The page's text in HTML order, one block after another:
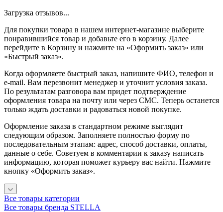
Загрузка отзывов...
Для покупки товара в нашем интернет-магазине выберите
понравившийся товар и добавьте его в корзину. Далее
перейдите в Корзину и нажмите на «Оформить заказ» или
«Быстрый заказ».
Когда оформляете быстрый заказ, напишите ФИО, телефон и
e-mail. Вам перезвонит менеджер и уточнит условия заказа.
По результатам разговора вам придет подтверждение
оформления товара на почту или через СМС. Теперь останется
только ждать доставки и радоваться новой покупке.
Оформление заказа в стандартном режиме выглядит
следующим образом. Заполняете полностью форму по
последовательным этапам: адрес, способ доставки, оплаты,
данные о себе. Советуем в комментарии к заказу написать
информацию, которая поможет курьеру вас найти. Нажмите
кнопку «Оформить заказ».
Все товары категории
Все товары бренда STELLA